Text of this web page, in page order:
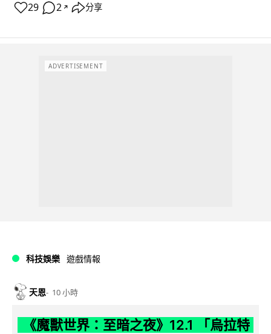
29 2 ↗ 分享
ADVERTISEMENT
科技娛樂 遊戲情報
天恩 10 小時
《魔獸世界：至暗之夜》12.1 「烏拉特